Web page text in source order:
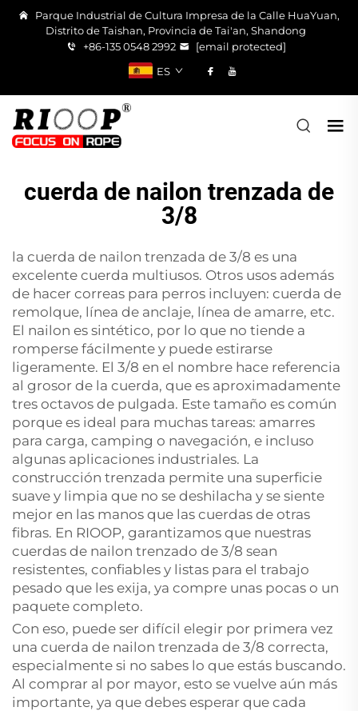
Parque Industrial de Cultura Impresa de la Calle HuaYuan,
Distrito de Taishan, Provincia de Tai'an, Shandong
+86-135 0548 2992
[email protected]
ES
cuerda de nailon trenzada de
3/8
la cuerda de nailon trenzada de 3/8 es una
excelente cuerda multiusos. Otros usos además
de hacer correas para perros incluyen: cuerda de
remolque, línea de anclaje, línea de amarre, etc.
El nailon es sintético, por lo que no tiende a
romperse fácilmente y puede estirarse
ligeramente. El 3/8 en el nombre hace referencia
al grosor de la cuerda, que es aproximadamente
tres octavos de pulgada. Este tamaño es común
porque es ideal para muchas tareas: amarres
para carga, camping o navegación, e incluso
algunas aplicaciones industriales. La
construcción trenzada permite una superficie
suave y limpia que no se deshilacha y se siente
mejor en las manos que las cuerdas de otras
fibras. En RIOOP, garantizamos que nuestras
cuerdas de nailon trenzado de 3/8 sean
resistentes, confiables y listas para el trabajo
pesado que les exija, ya compre unas pocas o un
paquete completo.
Con eso, puede ser difícil elegir por primera vez
una cuerda de nailon trenzada de 3/8 correcta,
especialmente si no sabes lo que estás buscando.
Al comprar al por mayor, esto se vuelve aún más
importante, ya que debes esperar que cada